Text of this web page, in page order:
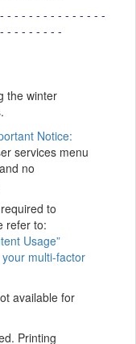
- - - - - - - - - - - - - -
- - - - - - - -
the winter
Notice:
services menu
no
to
refer to:
Usage”
multi-factor
available for
Printing